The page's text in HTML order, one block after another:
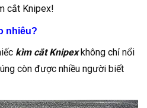
cắt Knipex!
nhiêu?
kìm cắt Knipexkhông chỉ nổi
còn được nhiều người biết